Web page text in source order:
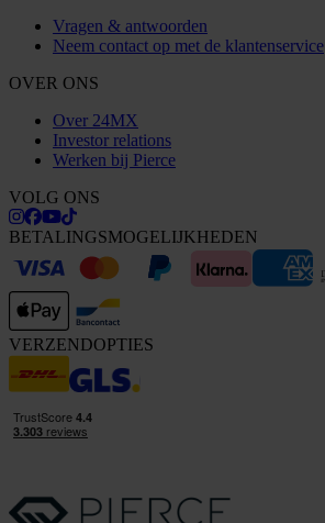
Vragen & antwoorden
Neem contact op met de klantenservice
OVER ONS
Over 24MX
Investor relations
Werken bij Pierce
VOLG ONS
BETALINGSMOGELIJKHEDEN
VERZENDOPTIES